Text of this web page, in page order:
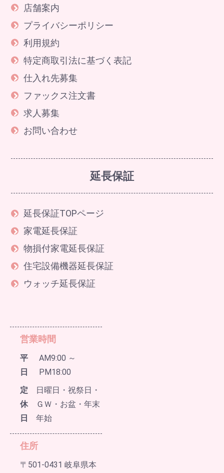
店舗案内
プライバシーポリシー
利用規約
特定商取引法に基づく表記
仕入れ先募集
ファックス注文書
求人募集
お問い合わせ
延長保証
延長保証TOPページ
家電延長保証
物損付家電延長保証
住宅設備機器延長保証
ウォッチ延長保証
営業時間
平
日
AM9:00 ～
PM18:00
定
休
日
日曜日・祝祭日・
ＧＷ・お盆・年末
年始
住所
〒501-0431 岐阜県本